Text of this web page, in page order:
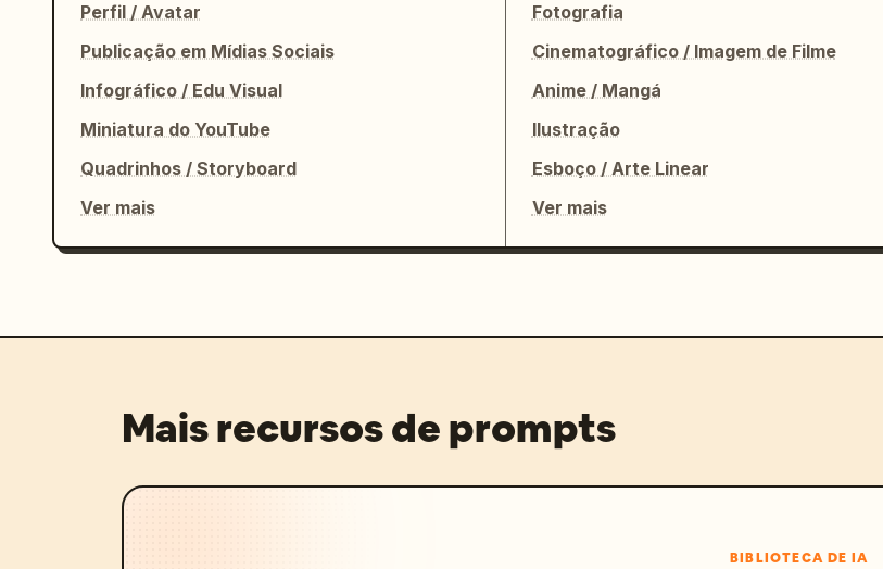
Perfil / Avatar
Publicação em Mídias Sociais
Infográfico / Edu Visual
Miniatura do YouTube
Quadrinhos / Storyboard
Ver mais
Fotografia
Cinematográfico / Imagem de Filme
Anime / Mangá
Ilustração
Esboço / Arte Linear
Ver mais
Mais recursos de prompts
BIBLIOTECA DE IA